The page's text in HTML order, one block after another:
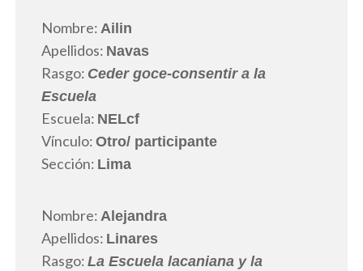
Nombre: Ailin
Apellidos: Navas
Rasgo: Ceder goce-consentir a la
Escuela
Escuela: NELcf
Vínculo: Otro/ participante
Sección: Lima
Nombre: Alejandra
Apellidos: Linares
Rasgo: La Escuela lacaniana y la